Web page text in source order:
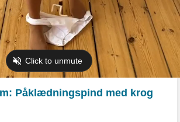
Påklædningspind med krog